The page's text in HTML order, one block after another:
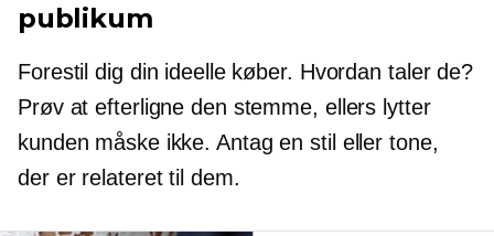
publikum
Forestil dig din ideelle køber. Hvordan taler de?
Prøv at efterligne den stemme, ellers lytter
kunden måske ikke. Antag en stil eller tone,
der er relateret til dem.